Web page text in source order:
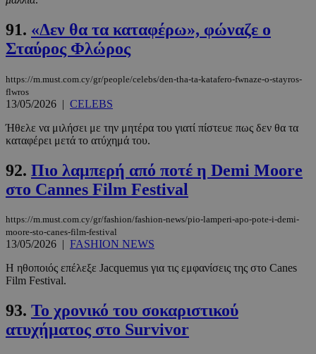
91. «Δεν θα τα καταφέρω», φώναζε ο
Σταύρος Φλώρος
https://m.must.com.cy/gr/people/celebs/den-tha-ta-katafero-fwnaze-o-stayros-
flwros
13/05/2026 | CELEBS
Ήθελε να μιλήσει με την μητέρα του γιατί πίστευε πως δεν θα τα
καταφέρει μετά το ατύχημά του.
92. Πιο λαμπερή από ποτέ η Demi Moore
στο Cannes Film Festival
https://m.must.com.cy/gr/fashion/fashion-news/pio-lamperi-apo-pote-i-demi-
moore-sto-canes-film-festival
13/05/2026 | FASHION NEWS
Η ηθοποιός επέλεξε Jacquemus για τις εμφανίσεις της στο Canes
Film Festival.
93. Το χρονικό του σοκαριστικού
ατυχήματος στο Survivor